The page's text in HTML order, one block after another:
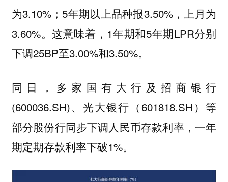
为3.10%；5年期以上品种报3.50%，上月为
3.60%。这意味着，1年期和5年期LPR分别
下调25BP至3.00%和3.50%。
同日，多家国有大行及招商银行
(600036.SH)、光大银行（601818.SH）等
部分股份行同步下调人民币存款利率，一年
期定期存款利率下破1%。